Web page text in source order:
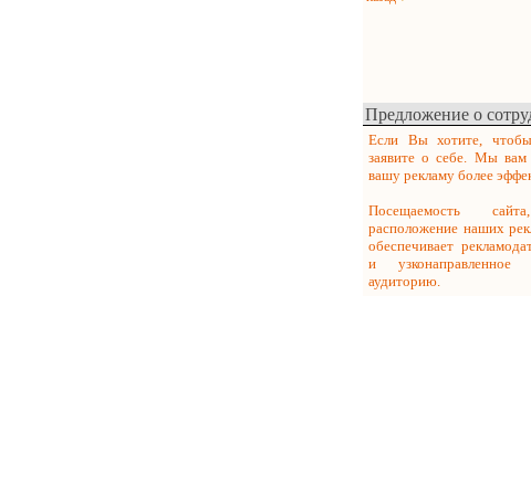
Предложение о
Если Вы хотите,
заявите о себе. Мы вам
вашу рекламу более
Посещаемость
расположение наших
обеспечивает
и узконаправленное
аудиторию.